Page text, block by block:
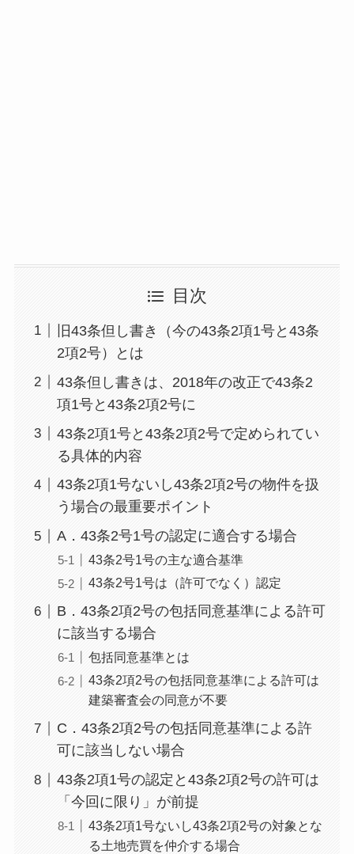
目次
旧43条但し書き（今の43条2項1号と43条
2項2号）とは
43条但し書きは、2018年の改正で43条2
項1号と43条2項2号に
43条2項1号と43条2項2号で定められてい
る具体的内容
43条2項1号ないし43条2項2号の物件を扱
う場合の最重要ポイント
A．43条2号1号の認定に適合する場合
43条2号1号の主な適合基準
43条2号1号は（許可でなく）認定
B．43条2項2号の包括同意基準による許可
に該当する場合
包括同意基準とは
43条2項2号の包括同意基準による許可は
建築審査会の同意が不要
C．43条2項2号の包括同意基準による許
可に該当しない場合
43条2項1号の認定と43条2項2号の許可は
「今回に限り」が前提
43条2項1号ないし43条2項2号の対象とな
る土地売買を仲介する場合